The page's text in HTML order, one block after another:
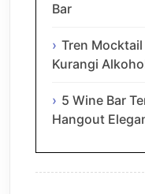
Bar
Tren
Kurangi
5 Wine Bar
Hangout